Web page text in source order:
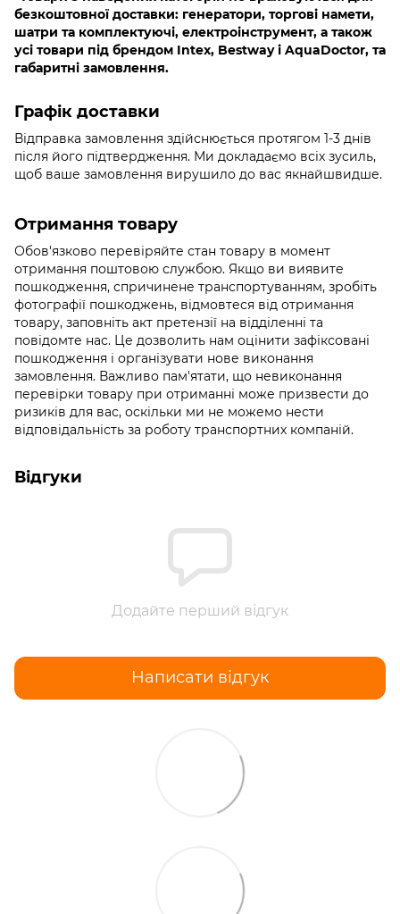
безкоштовної доставки: генератори, торгові намети,
шатри та комплектуючі, електроінструмент, а також
усі товари під брендом Intex, Bestway і AquaDoctor, та
габаритні замовлення.
Графік доставки
Відправка замовлення здійснюється протягом 1-3 днів
після його підтвердження. Ми докладаємо всіх зусиль,
щоб ваше замовлення вирушило до вас якнайшвидше.
Отримання товару
Обов'язково перевіряйте стан товару в момент
отримання поштовою службою. Якщо ви виявите
пошкодження, спричинене транспортуванням, зробіть
фотографії пошкоджень, відмовтеся від отримання
товару, заповніть акт претензії на відділенні та
повідомте нас. Це дозволить нам оцінити зафіксовані
пошкодження і організувати нове виконання
замовлення. Важливо пам'ятати, що невиконання
перевірки товару при отриманні може призвести до
ризиків для вас, оскільки ми не можемо нести
відповідальність за роботу транспортних компаній.
Відгуки
Додайте перший відгук
Написати відгук